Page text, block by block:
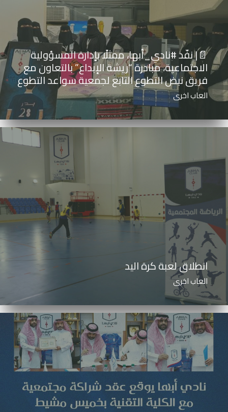
📄| نفّذ ⁧‫#نادي_أبها‬⁩، ممثلًا بإدارة المسؤولية
الاجتماعية، مبادرة “ريشة الإبداع” بالتعاون مع
فريق نبض التطوع التابع لجمعية سواعد التطوع
العاب اخرى
انطلاق لعبة كرة اليد
العاب اخرى